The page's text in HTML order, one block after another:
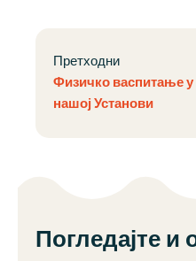
Претходни
Физичко васпитање у
нашој Установи
Погледајте и